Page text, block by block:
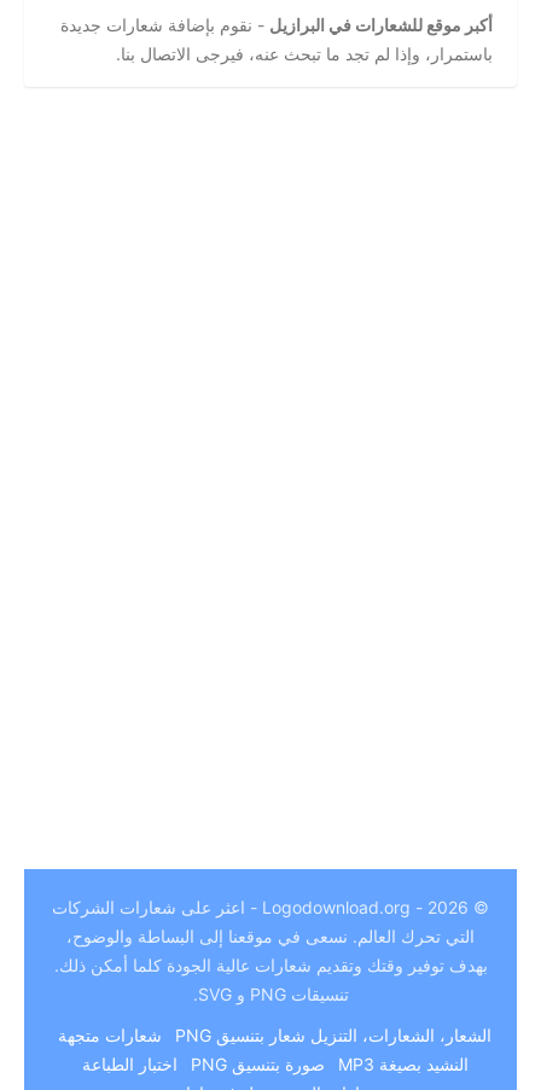
أكبر موقع للشعارات في البرازيل - نقوم بإضافة شعارات جديدة
باستمرار، وإذا لم تجد ما تبحث عنه، فيرجى الاتصال بنا.
© 2026 - Logodownload.org - اعثر على شعارات الشركات
التي تحرك العالم. نسعى في موقعنا إلى البساطة والوضوح،
بهدف توفير وقتك وتقديم شعارات عالية الجودة كلما أمكن ذلك.
تنسيقات PNG و SVG.
الشعار، الشعارات، التنزيل شعار بتنسيق PNG
شعارات متجهة
النشيد بصيغة MP3
صورة بتنسيق PNG
اختبار الطباعة
Japanese
Chinese
Hindi